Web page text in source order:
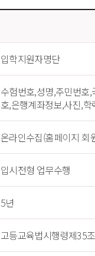
입학지원자명단
수험번호,성명,주민번호
호,은행계좌정보,사진,학
온라인수집(홈페이지 회
입시전형 업무수행
5년
고등교육법시행령제35